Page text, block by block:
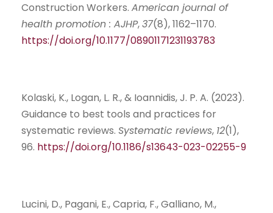
Construction Workers. American journal of
health promotion : AJHP,37(8), 1162–1170.
https://doi.org/10.1177/08901171231193783
Kolaski, K., Logan, L. R., & Ioannidis, J. P. A. (2023).
Guidance to best tools and practices for
systematic reviews. Systematic reviews, 12(1),
96. https://doi.org/10.1186/s13643-023-02255-9
Lucini, D., Pagani, E., Capria, F., Galliano, M.,